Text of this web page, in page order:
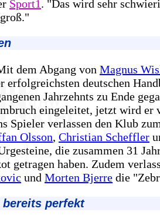
Sport1. "Das wird sehr
dem Abgang von Magnus
erfolgreichsten deutschen
Jahrzehnts zu Ende
eingeleitet, jetzt wird er
Spieler verlassen den Klub
Olsson, Christian Scheffler
die zusammen 31
getragen haben. Zudem
und Morten Bjerre die
bereits perfekt